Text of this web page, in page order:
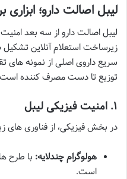
لیبل اصالت دارو؛
لیبل اصالت دارو از سه بعد
زیرساخت استعلام آنلاین
سریع داروی اصلی از نمونه های
توزیع تا دست مصرف کننده
۱. امنیت فیزیکی لیبل
در بخش فیزیکی، از فناوری های
هولوگرام چندلایه: با طرح
است.